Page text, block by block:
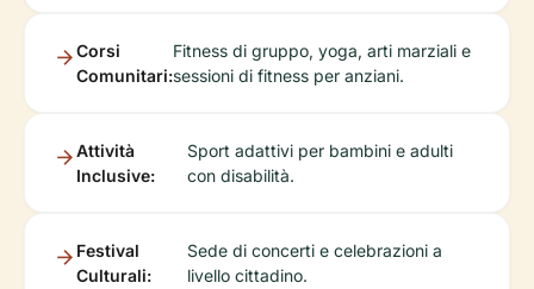
Corsi
Comunitari:
Fitness di gruppo, yoga, arti marziali e
sessioni di fitness per anziani.
Attività
Inclusive:
Sport adattivi per bambini e adulti
con disabilità.
Festival
Culturali:
Sede di concerti e celebrazioni a
livello cittadino.